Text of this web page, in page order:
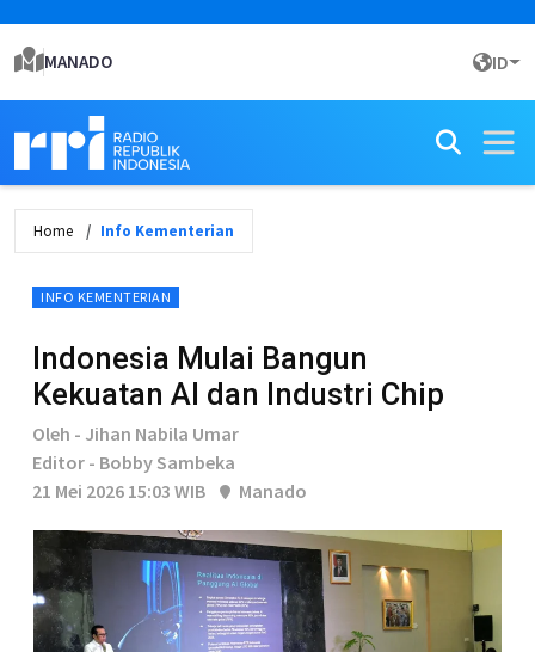
MANADO ID
Home Info Kementerian
INFO KEMENTERIAN
Indonesia Mulai Bangun
Kekuatan AI dan Industri Chip
Oleh - Jihan Nabila Umar
Editor - Bobby Sambeka
21 Mei 2026 15:03 WIB
Manado